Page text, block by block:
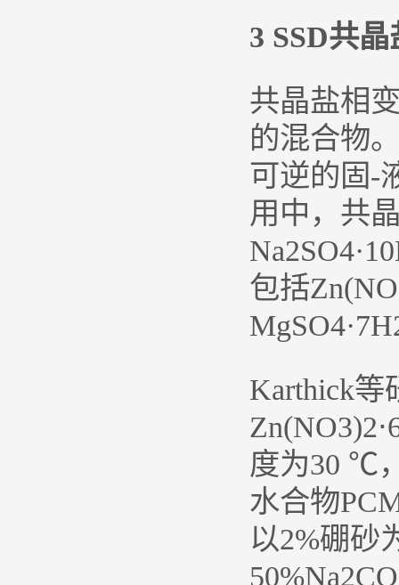
3 SSD共
共晶盐相
的混合物
可逆的固-
用中，共
包括
Karthick等
度为30 ℃
水合物
以2%硼砂